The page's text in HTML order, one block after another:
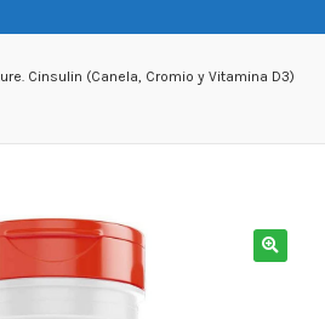
Cinsulin (Canela, Cromio y Vitamina D3)